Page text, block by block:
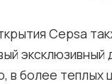
Cepsa
эксклюзивный
в более теплых